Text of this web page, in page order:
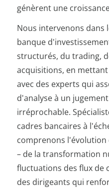
génèrent une
Nous intervenons dans
banque
structurés, du trading,
acquisitions, en
avec des experts qui
d'analyse à un
irréprochable.
cadres bancaires à
comprenons l'évolution
– de la transformation
fluctuations des flux de
des dirigeants qui